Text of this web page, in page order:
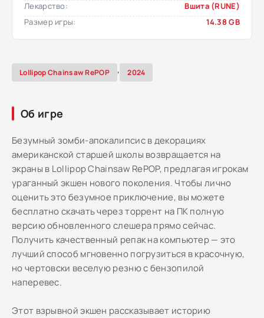
Лекарство:
Вшита (RUNE)
Размер игры:
14.38 GB
Lollipop Chainsaw RePOP , 2024
Об игре
Безумный зомби-апокалипсис в декорациях
американской старшей школы возвращается на
экраны в Lollipop Chainsaw RePOP, предлагая игрокам
ураганный экшен нового поколения. Чтобы лично
оценить это безумное приключение, вы можете
бесплатно скачать через торрент на ПК полную
версию обновленного слешера прямо сейчас.
Получить качественный репак на компьютер — это
лучший способ мгновенно погрузиться в красочную,
но чертовски веселую резню с бензопилой
наперевес.
Этот взрывной экшен рассказывает историю